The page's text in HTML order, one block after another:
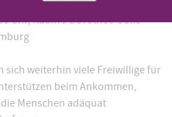
Uhr, Raum 9 Dorothee-Sölle-
sich weiterhin viele Freiwillige für
beim Ankommen,
Menschen adäquat